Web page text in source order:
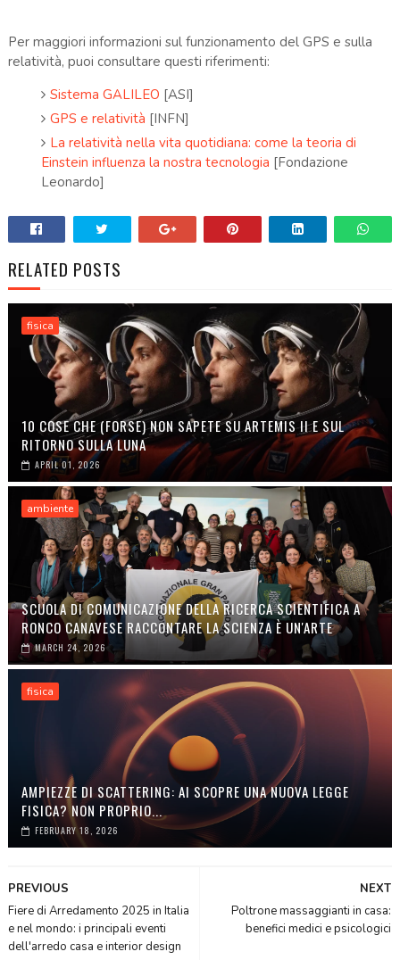
Per maggiori informazioni sul funzionamento del GPS e sulla
relatività, puoi consultare questi riferimenti:
Sistema GALILEO [ASI]
GPS e relatività [INFN]
La relatività nella vita quotidiana: come la teoria di
Einstein influenza la nostra tecnologia [Fondazione
Leonardo]
RELATED POSTS
fisica
10 COSE CHE (FORSE) NON SAPETE SU ARTEMIS II E SUL
RITORNO SULLA LUNA
APRIL 01, 2026
ambiente
SCUOLA DI COMUNICAZIONE DELLA RICERCA SCIENTIFICA A
RONCO CANAVESE RACCONTARE LA SCIENZA È UN'ARTE
MARCH 24, 2026
fisica
AMPIEZZE DI SCATTERING: AI SCOPRE UNA NUOVA LEGGE
FISICA? NON PROPRIO...
FEBRUARY 18, 2026
NEXT
Poltrone massaggianti in casa:
benefici medici e psicologici
PREVIOUS
Fiere di Arredamento 2025 in Italia
e nel mondo: i principali eventi
dell'arredo casa e interior design